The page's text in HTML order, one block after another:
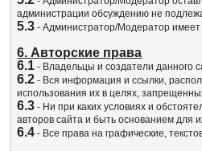
администрации обсуждению не
5.3 - Администратор/Модератор
6. Авторские права
6.1 - Владельцы и создатели данного
6.2 - Вся информация и ссылки,
использования их в целях,
6.3 - Ни при каких условиях и
авторов сайта и быть основанием для
6.4 - Все права на графические,